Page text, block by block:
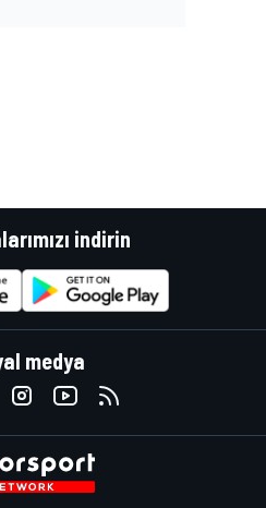
indirin
medya